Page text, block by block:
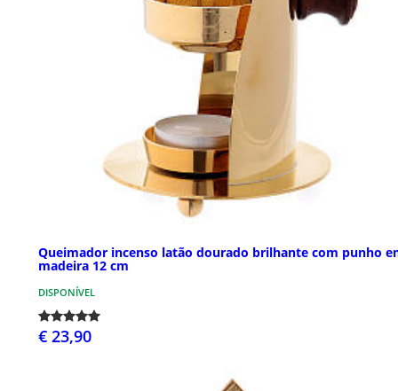
Queimador incenso latão dourado brilhante com punho
madeira 12 cm
DISPONÍVEL
€ 23,90